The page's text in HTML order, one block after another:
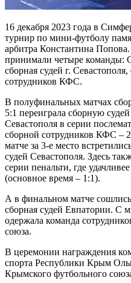
16 декабря 2023 года в
турнир по мини-футболу
арбитра Константина
принимали четыре команды:
сборная судей г.
сотрудников КФС.
В полуфинальных матчах
5:1 переиграла сборную
Севастополя в серии
сборной сотрудников КФС –
матче за 3-е место
судей Севастополя. Здесь
серии пенальти, где
(основное время – 1:1).
А в финальном матче
сборная судей Евпатории. С
одержала команда
союза.
В церемонии награждения
спорта Республики Крым
Крымского футбольного